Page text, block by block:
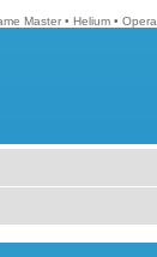
Master • Helium • Opera